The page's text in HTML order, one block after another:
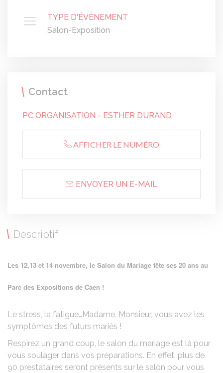
TYPE D'ÉVÈNEMENT
Salon-Exposition
Contact
PC ORGANISATION - ESTHER DURAND
AFFICHER LE NUMÉRO
ENVOYER UN E-MAIL
Descriptif
Les 12,13 et 14 novembre, le Salon du Mariage fête ses 20 ans au
Parc des Expositions de Caen !
Le stress, la fatigue…Madame, Monsieur, vous avez les
symptômes des futurs mariés !
Respirez un grand coup, le salon du mariage est là pour
vous soulager dans vos préparations. En effet, plus de
90 prestataires seront présents sur le salon pour vous